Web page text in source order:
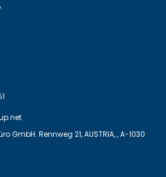
GmbH. Rennweg 21, AUSTRIA,, A-1030